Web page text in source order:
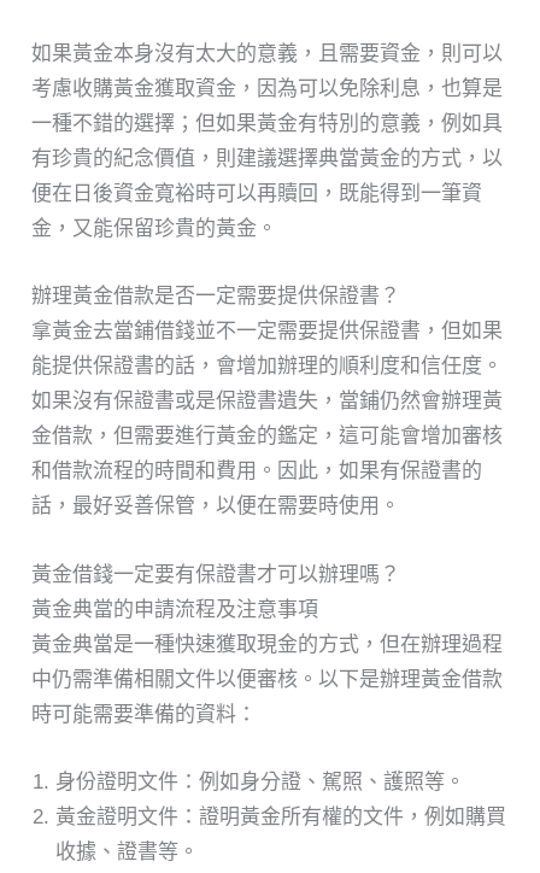
如果黃金本身沒有太大的意義，且需要資金，則可以
考慮收購黃金獲取資金，因為可以免除利息，也算是
一種不錯的選擇；但如果黃金有特別的意義，例如具
有珍貴的紀念價值，則建議選擇典當黃金的方式，以
便在日後資金寬裕時可以再贖回，既能得到一筆資
金，又能保留珍貴的黃金。
辦理黃金借款是否一定需要提供保證書？
拿黃金去當鋪借錢並不一定需要提供保證書，但如果
能提供保證書的話，會增加辦理的順利度和信任度。
如果沒有保證書或是保證書遺失，當鋪仍然會辦理黃
金借款，但需要進行黃金的鑑定，這可能會增加審核
和借款流程的時間和費用。因此，如果有保證書的
話，最好妥善保管，以便在需要時使用。
黃金借錢一定要有保證書才可以辦理嗎？
黃金典當的申請流程及注意事項
黃金典當是一種快速獲取現金的方式，但在辦理過程
中仍需準備相關文件以便審核。以下是辦理黃金借款
時可能需要準備的資料：
身份證明文件：例如身分證、駕照、護照等。
黃金證明文件：證明黃金所有權的文件，例如購買
收據、證書等。